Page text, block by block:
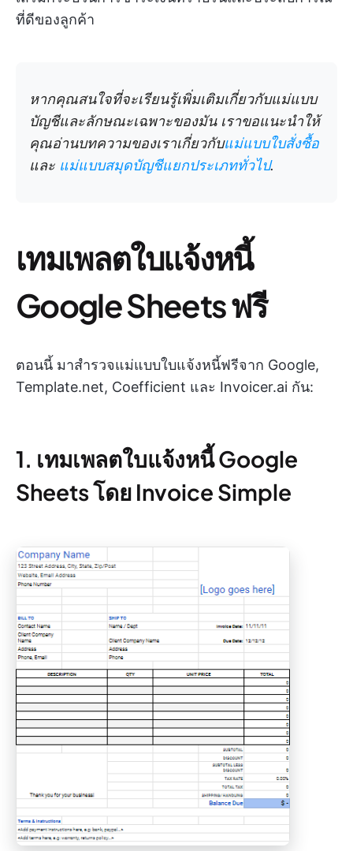
ที่ดีของลูกค้า
หากคุณสนใจที่จะเรียนรู้เพิ่มเติมเกี่ยวกับแม่แบบ
บัญชีและลักษณะเฉพาะของมัน เราขอแนะนำให้
คุณอ่านบทความของเราเกี่ยวกับแม่แบบใบสั่งซื้อ
และ แม่แบบสมุดบัญชีแยกประเภททั่วไป.
เทมเพลตใบแจ้งหนี้
Google Sheets ฟรี
ตอนนี้ มาสำรวจแม่แบบใบแจ้งหนี้ฟรีจาก Google,
Template.net, Coefficient และ Invoicer.ai กัน:
1. เทมเพลตใบแจ้งหนี้ Google
Sheets โดย Invoice Simple